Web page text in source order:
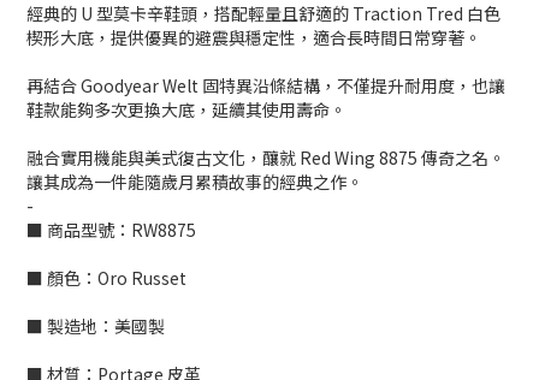
經典的 U 型莫卡辛鞋頭，搭配輕量且舒適的 Traction Tred 白色
楔形大底，提供優異的避震與穩定性，適合長時間日常穿著。
再結合 Goodyear Welt 固特異沿條結構，不僅提升耐用度，也讓
鞋款能夠多次更換大底，延續其使用壽命。
融合實用機能與美式復古文化，釀就 Red Wing 8875 傳奇之名。
讓其成為一件能隨歲月累積故事的經典之作。
-
■ 商品型號：RW8875
■ 顏色：Oro Russet
■ 製造地：美國製
■ 材質： Portage 皮革